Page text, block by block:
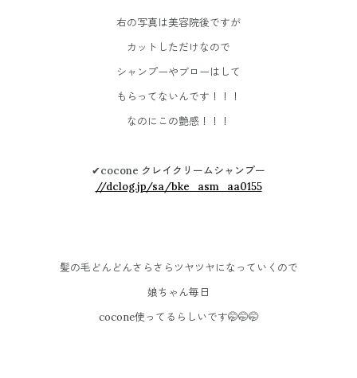
右の写真は美容院後ですが
カットしただけなので
シャンプーやブローはして
もらってないんです！！！
なのにこの艶感！！！
✔︎cocone クレイクリームシャンプー
//dclog.jp/sa/bke_asm_aa0155
髪の毛どんどんさらさらツヤツヤになっていくので
娘ちゃん毎日
cocone使ってるらしいです🤭🤭🤭